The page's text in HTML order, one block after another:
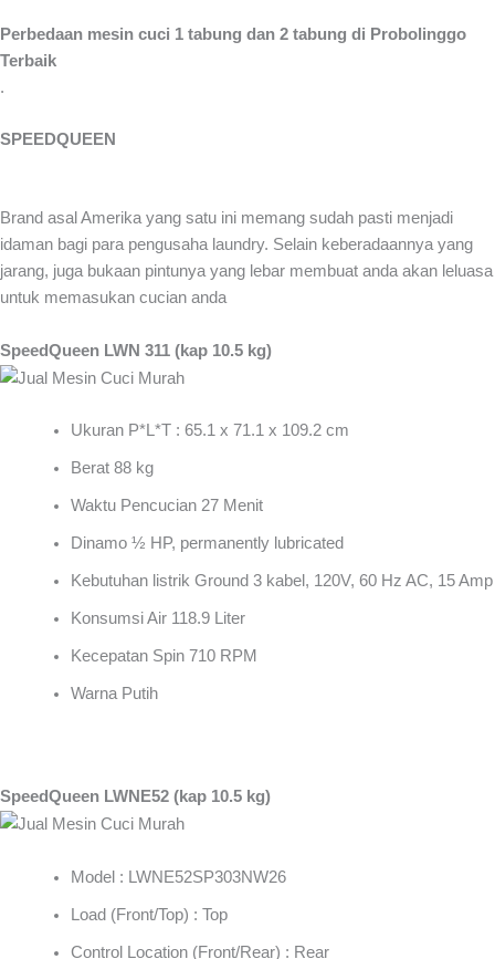
Perbedaan mesin cuci 1 tabung dan 2 tabung di Probolinggo
Terbaik
.
SPEEDQUEEN
Brand asal Amerika yang satu ini memang sudah pasti menjadi
idaman bagi para pengusaha laundry. Selain keberadaannya yang
jarang, juga bukaan pintunya yang lebar membuat anda akan leluasa
untuk memasukan cucian anda
SpeedQueen LWN 311 (kap 10.5 kg)
Ukuran P*L*T : 65.1 x 71.1 x 109.2 cm
Berat 88 kg
Waktu Pencucian 27 Menit
Dinamo ½ HP, permanently lubricated
Kebutuhan listrik Ground 3 kabel, 120V, 60 Hz AC, 15 Amp
Konsumsi Air 118.9 Liter
Kecepatan Spin 710 RPM
Warna Putih
SpeedQueen LWNE52 (kap 10.5 kg)
Model : LWNE52SP303NW26
Load (Front/Top) : Top
Control Location (Front/Rear) : Rear